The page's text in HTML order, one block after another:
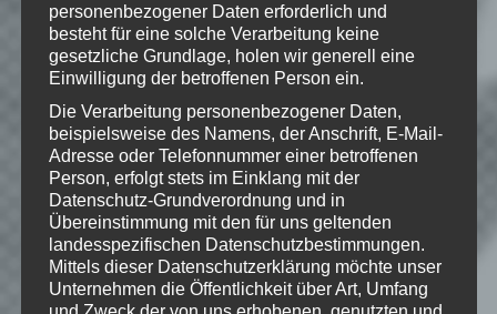
Wie gefällt dir dieser Beitrag?
Klicke hier und lasse
eine Bewertung da!
Schreibe einen Kommentar
personenbezogener Daten erforderlich und
besteht für eine solche Verarbeitung keine
gesetzliche Grundlage, holen wir generell eine
Einwilligung der betroffenen Person ein.
Die Verarbeitung personenbezogener Daten,
beispielsweise des Namens, der Anschrift, E-Mail-
Adresse oder Telefonnummer einer betroffenen
Person, erfolgt stets im Einklang mit der
Datenschutz-Grundverordnung und in
Übereinstimmung mit den für uns geltenden
landesspezifischen Datenschutzbestimmungen.
Mittels dieser Datenschutzerklärung möchte unser
Unternehmen die Öffentlichkeit über Art, Umfang